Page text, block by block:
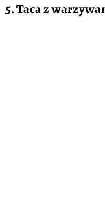
5. Taca z